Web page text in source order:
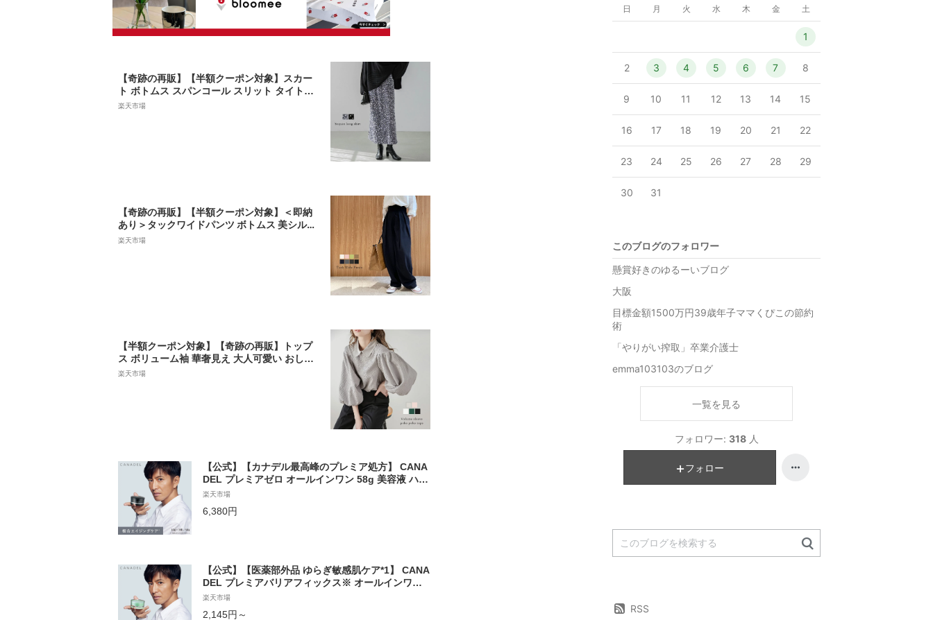
【奇跡の再販】【半額クーポン対象】スカー
ト ボトムス スパンコール スリット タイトシ
ルエット ウエストゴム ロング丈 華やか レデ
楽天市場
【奇跡の再販】【半額クーポン対象】＜即納
あり＞タックワイドパンツ ボトムス 美シルエ
ット ハイウエスト カジュアル きれいめおしゃ
楽天市場
【半額クーポン対象】【奇跡の再販】トップ
ス ボリューム袖 華奢見え 大人可愛い おしゃ
れ おすすめ ラウンドカラー 二の腕カバー フ
楽天市場
【公式】【カナデル最高峰のプレミア処方】 CANA
DEL プレミアゼロ オールインワン 58g 美容液 ハリ
弾力 美肌 乾燥 透明感 カナデル
楽天市場
6,380円
【公式】【医薬部外品 ゆらぎ敏感肌ケア*1】 CANA
DEL プレミアバリアフィックス※ オールインワン 5
8g 美容液 シワ改善 敏感肌 肌荒れ ナイアシンアミ
楽天市場
2,145円～
日 月 火 水 木 金 土
1
2 3 4 5 6 7 8
9 10 11 12 13 14 15
16 17 18 19 20 21 22
23 24 25 26 27 28 29
30 31
このブログのフォロワー
懸賞好きのゆるーいブログ
大阪
目標金額1500万円39歳年子ママくぴこの節約
術
「やりがい搾取」卒業介護士
emma103103のブログ
一覧を見る
フォロワー: 318 人
フォロー
RSS